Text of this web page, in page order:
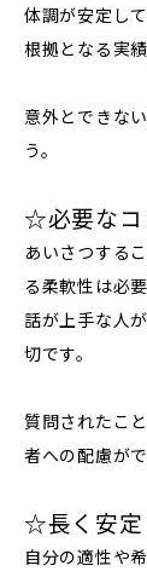
体調が安定し
根拠となる実
意外とできな
う。
☆必要なコ
あいさつする
る柔軟性は必要
話が上手な人
切です。
質問されたこ
者への配慮が
☆長く安定
自分の適性や